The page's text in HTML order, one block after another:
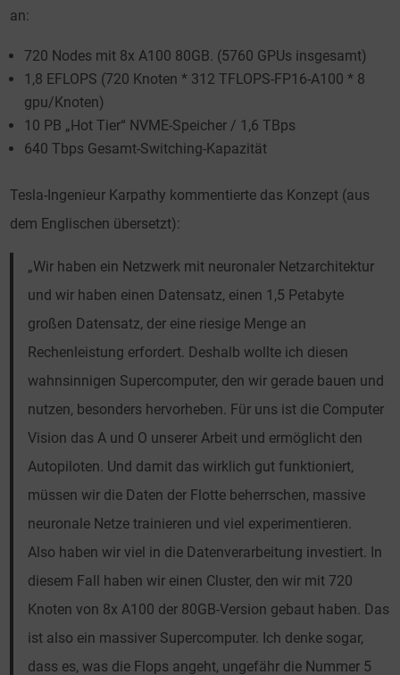
an:
720 Nodes mit 8x A100 80GB. (5760 GPUs insgesamt)
1,8 EFLOPS (720 Knoten * 312 TFLOPS-FP16-A100 * 8
gpu/Knoten)
10 PB „Hot Tier“ NVME-Speicher / 1,6 TBps
640 Tbps Gesamt-Switching-Kapazität
Tesla-Ingenieur Karpathy kommentierte das Konzept (aus
dem Englischen übersetzt):
„Wir haben ein Netzwerk mit neuronaler Netzarchitektur
und wir haben einen Datensatz, einen 1,5 Petabyte
großen Datensatz, der eine riesige Menge an
Rechenleistung erfordert. Deshalb wollte ich diesen
wahnsinnigen Supercomputer, den wir gerade bauen und
nutzen, besonders hervorheben. Für uns ist die Computer
Vision das A und O unserer Arbeit und ermöglicht den
Autopiloten. Und damit das wirklich gut funktioniert,
müssen wir die Daten der Flotte beherrschen, massive
neuronale Netze trainieren und viel experimentieren.
Also haben wir viel in die Datenverarbeitung investiert. In
diesem Fall haben wir einen Cluster, den wir mit 720
Knoten von 8x A100 der 80GB-Version gebaut haben. Das
ist also ein massiver Supercomputer. Ich denke sogar,
dass es, was die Flops angeht, ungefähr die Nummer 5